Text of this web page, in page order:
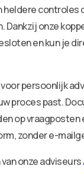
controles
Dankzij onze
en kun je
persoonlijk
proces past.
op vraagposten
zonder e-
onze adviseurs